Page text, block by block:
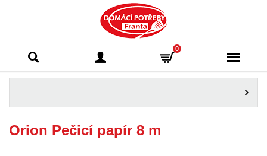
Franta - Příbram
0
Orion Pečicí papír 8 m